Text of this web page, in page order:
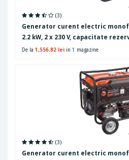
(3)
Generator curent electric
2.2 kW, 2 x 230 V, capacitate
De la 1,556.82 lei in 1 magazine
(3)
Generator curent electric